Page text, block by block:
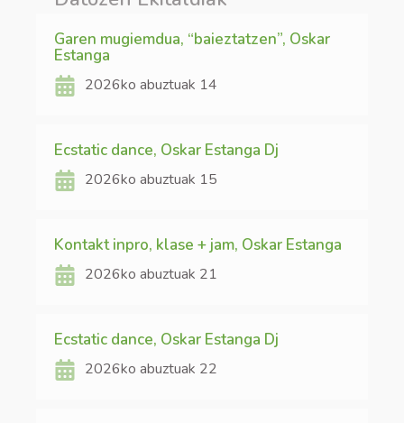
Garen mugiemdua, “baieztatzen”, Oskar
Estanga
2026ko abuztuak 14
Ecstatic dance, Oskar Estanga Dj
2026ko abuztuak 15
Kontakt inpro, klase + jam, Oskar Estanga
2026ko abuztuak 21
Ecstatic dance, Oskar Estanga Dj
2026ko abuztuak 22